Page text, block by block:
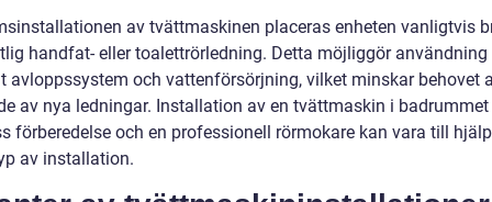
av tvättmaskinen placeras enheten vanligtvis
handfat- eller toalettrörledning. Detta möjliggör användning
avloppssystem och vattenförsörjning, vilket minskar behovet
av nya ledningar. Installation av en tvättmaskin i badrummet
förberedelse och en professionell rörmokare kan vara till
av installation.